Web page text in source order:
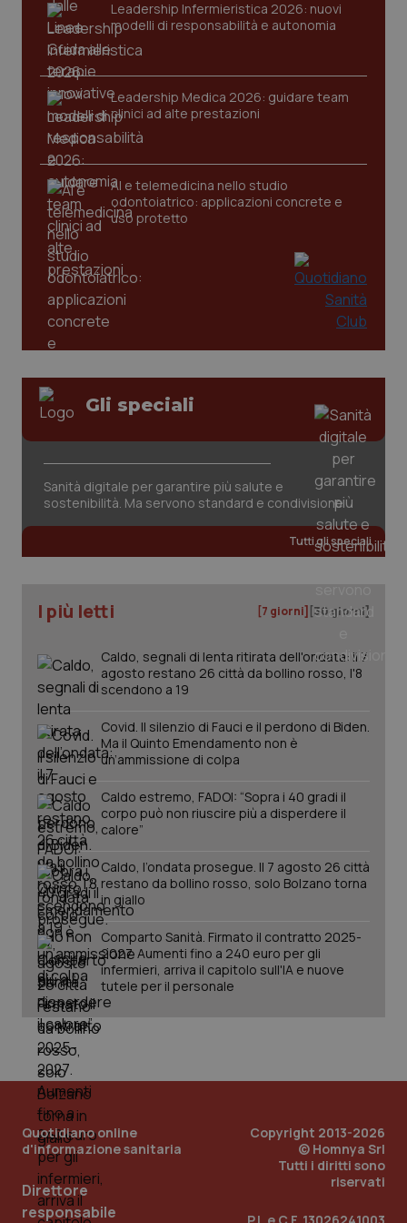
Leadership Infermieristica 2026: nuovi
modelli di responsabilità e autonomia
Leadership Medica 2026: guidare team
clinici ad alte prestazioni
AI e telemedicina nello studio
odontoiatrico: applicazioni concrete e
uso protetto
Gli speciali
Sanità digitale per garantire più salute e
sostenibilità. Ma servono standard e condivisione
Tutti gli speciali
I più letti [7 giorni] [30 giorni]
Caldo, segnali di lenta ritirata dell'ondata: il 7
agosto restano 26 città da bollino rosso, l'8
scendono a 19
Covid. Il silenzio di Fauci e il perdono di Biden.
Ma il Quinto Emendamento non è
un’ammissione di colpa
Caldo estremo, FADOI: “Sopra i 40 gradi il
corpo può non riuscire più a disperdere il
calore”
Caldo, l’ondata prosegue. Il 7 agosto 26 città
restano da bollino rosso, solo Bolzano torna
in giallo
Comparto Sanità. Firmato il contratto 2025-
2027. Aumenti fino a 240 euro per gli
infermieri, arriva il capitolo sull'IA e nuove
tutele per il personale
Quotidiano online
d'informazione sanitaria
Direttore
responsabile
Copyright 2013-2026
© Homnya Srl
Tutti i diritti sono
riservati
VISITOR_PRIVACY_METADATA
YouTube
.youtube.com
CookieScriptConsent
www.quotidianosanita.it
tracking-sites-ironfish-
www.quotidianosanita.it
2
_ga
Google LLC
.quotidianosanita.it
PHPSESSID